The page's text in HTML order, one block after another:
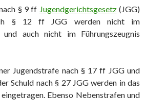
§ 9 ff Jugendgerichtsgesetz(JGG)
§ 12 ff JGG werden nicht im
und auch nicht im Führungszeugnis
Jugendstrafe nach § 17 ff JGG und
Schuld nach § 27 JGG werden in das
Ebenso Nebenstrafen und